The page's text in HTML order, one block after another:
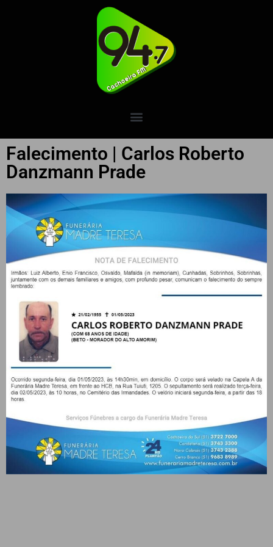
Falecimento | Carlos Roberto
Danzmann Prade